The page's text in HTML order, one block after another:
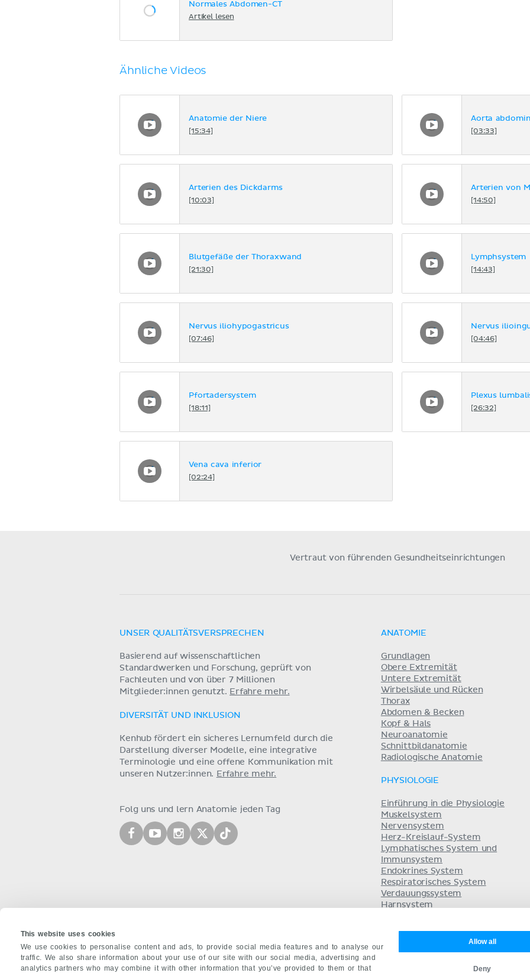
This website uses cookies
We use cookies to personalise content and ads, to provide social media features and to analyse our
traffic. We also share information about your use of our site with our social media, advertising and
analytics partners who may combine it with other information that you’ve provided to them or that
Allow all
Deny
Normales Abdomen-CT
Artikel lesen
Ähnliche Videos
Anatomie der Niere
[15:34]
Aorta
[03:33]
Arterien des Dickdarms
[10:03]
Arterien von
[14:50]
Blutgefäße der Thoraxwand
[21:30]
Lymphsystem
[14:43]
Nervus iliohypogastricus
[07:46]
Nervus
[04:46]
Pfortadersystem
[18:11]
Plexus
[26:32]
Vena cava inferior
[02:24]
Vertraut von führenden Gesundheitseinrichtungen
UNSER QUALITÄTSVERSPRECHEN
Basierend auf wissenschaftlichen
Standardwerken und Forschung, geprüft von
Fachleuten und von über 7 Millionen
Mitglieder:innen genutzt. Erfahre mehr.
DIVERSITÄT UND INKLUSION
Kenhub fördert ein sicheres Lernumfeld durch die
Darstellung diverser Modelle, eine integrative
Terminologie und eine offene Kommunikation mit
unseren Nutzer:innen. Erfahre mehr.
Folg uns und lern Anatomie jeden Tag
ANATOMIE
Grundlagen
Obere Extremität
Untere Extremität
Wirbelsäule und Rücken
Thorax
Abdomen & Becken
Kopf & Hals
Neuroanatomie
Schnittbildanatomie
Radiologische Anatomie
PHYSIOLOGIE
Einführung in die Physiologie
Muskelsystem
Nervensystem
Herz-Kreislauf-System
Lymphatisches System und
Immunsystem
Endokrines System
Respiratorisches System
Verdauungssystem
Harnsystem